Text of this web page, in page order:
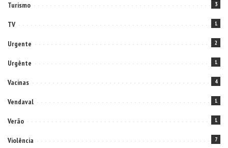
Turismo 3
TV 1
Urgente 2
Urgênte 1
Vacinas 4
Vendaval 1
Verão 1
Violência 7